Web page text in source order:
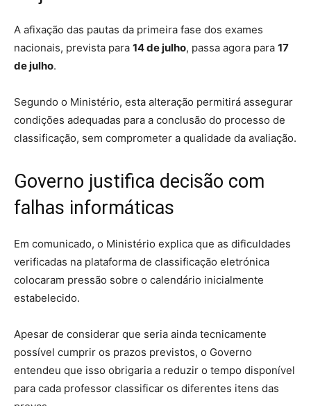
A afixação das pautas da primeira fase dos exames
nacionais, prevista para 14 de julho, passa agora para 17
de julho.
Segundo o Ministério, esta alteração permitirá assegurar
condições adequadas para a conclusão do processo de
classificação, sem comprometer a qualidade da avaliação.
Governo justifica decisão com
falhas informáticas
Em comunicado, o Ministério explica que as dificuldades
verificadas na plataforma de classificação eletrónica
colocaram pressão sobre o calendário inicialmente
estabelecido.
Apesar de considerar que seria ainda tecnicamente
possível cumprir os prazos previstos, o Governo
entendeu que isso obrigaria a reduzir o tempo disponível
para cada professor classificar os diferentes itens das